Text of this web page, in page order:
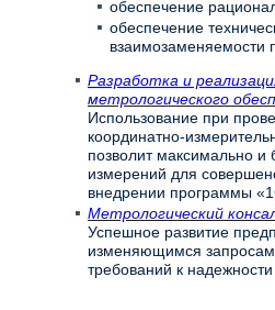
обеспечение
обеспечение
взаимозаменяемости
Разработка и
метрологического
Использование при
координатно-
позволит максимально и
измерений для
внедрении программы
Метрологический
Успешное развитие
изменяющимся
требований к